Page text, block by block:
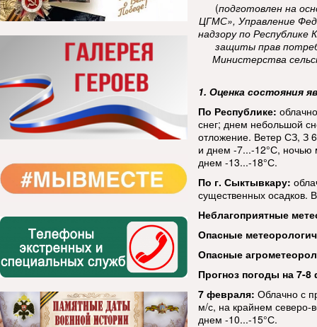
(подготовлен на
ЦГМС», Управление
надзору по Республике
защиты прав
Министерства
1. Оценка состояния
По Республике:
снег; днем небольшой
отложение. Ветер СЗ, З
и днем -7...-12°С, ночью
днем -13...-18°С.
По г. Сыктывкару:
существенных осадков.
Неблагоприятные
Опасные
Опасные
Прогноз погоды на 7-8
7 февраля: Облачно с
м/с, на крайнем северо-
днем -10...-15°С.